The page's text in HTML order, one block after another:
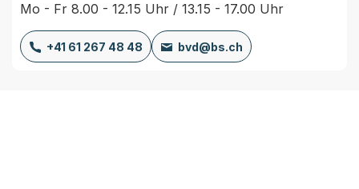
Mo - Fr 8.00 - 12.15 Uhr / 13.15 - 17.00 Uhr
+41 61 267 48 48 bvd@bs.ch